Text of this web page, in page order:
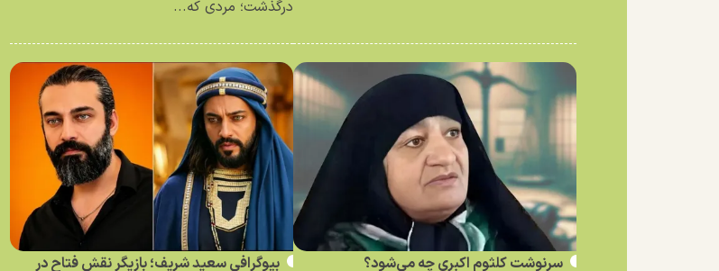
درگذشت؛ مردی که...
سرنوشت کلثوم اکبری چه می‌شود؟ بیوگرافی سعید شریف؛ بازیگر نقش فتاح در